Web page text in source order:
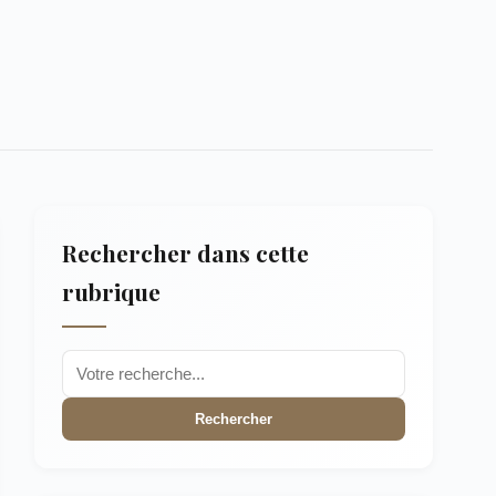
Rechercher dans cette
rubrique
Rechercher